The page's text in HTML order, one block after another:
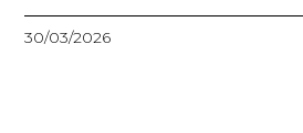
30/03/2026